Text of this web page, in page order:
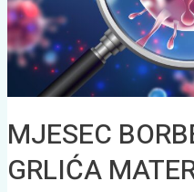
MJESEC
GRLIĆA
GOD.